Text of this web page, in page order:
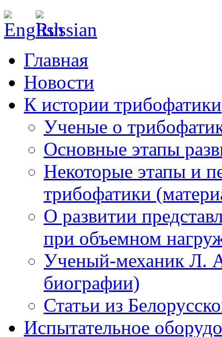
Nevertheless is not the case
Главная
Новости
К истории трибофатики
Ученые о
Основные этапы
Некоторые этапы и
трибофатики
О развитии
при объемном
Ученый-механик Л.
биографии)
Статьи из
Испытательное